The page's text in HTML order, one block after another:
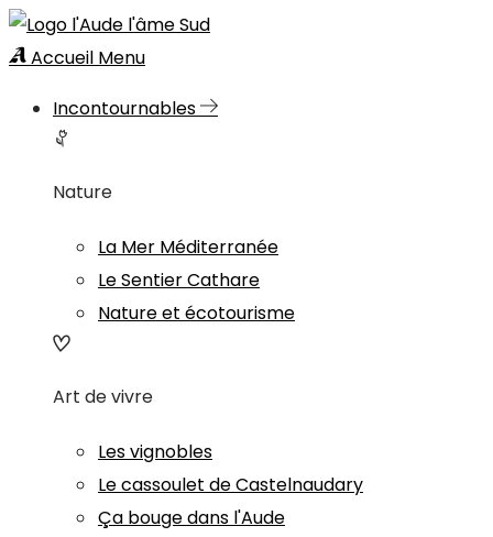
Accueil Menu
Incontournables
Nature
La Mer Méditerranée
Le Sentier Cathare
Nature et écotourisme
Art de vivre
Les vignobles
Le cassoulet de Castelnaudary
Ça bouge dans l'Aude